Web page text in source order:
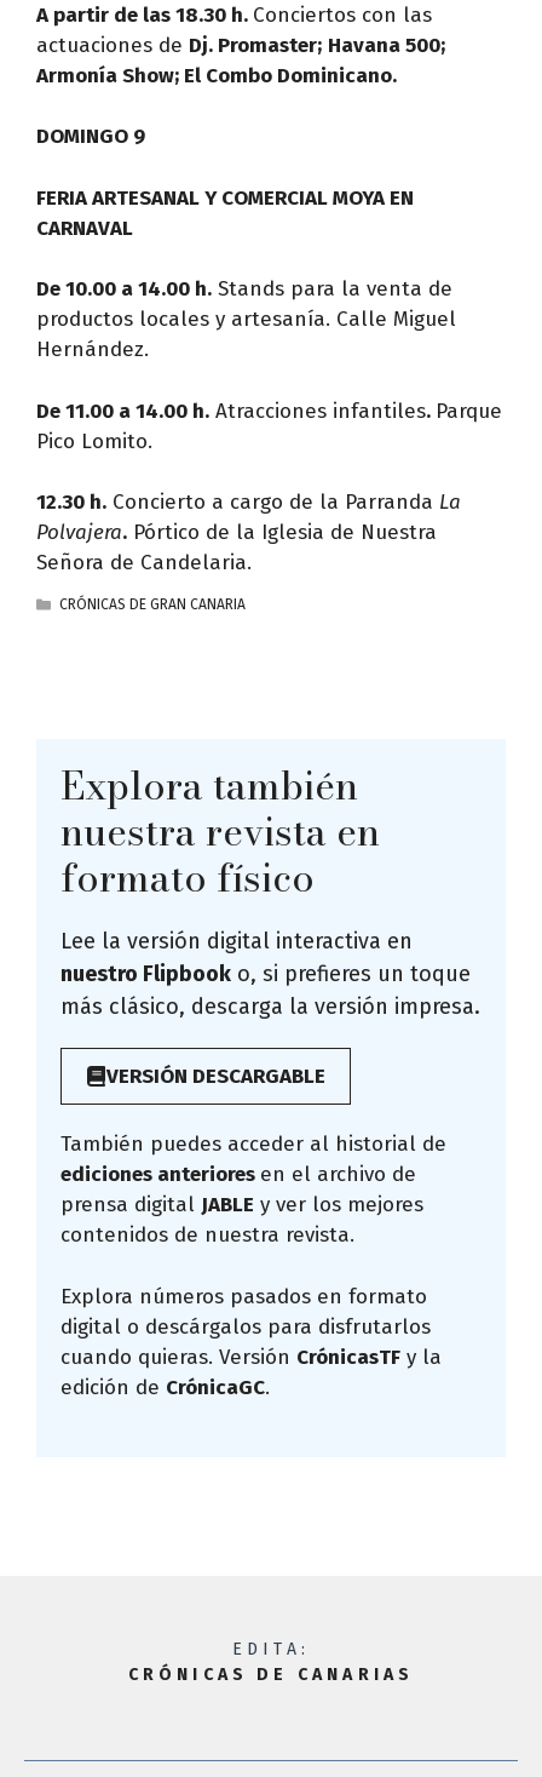
A partir de las 18.30 h. Conciertos con las
actuaciones de Dj. Promaster; Havana 500;
Armonía Show; El Combo Dominicano.
DOMINGO 9
FERIA ARTESANAL Y COMERCIAL MOYA EN
CARNAVAL
De 10.00 a 14.00 h. Stands para la venta de
productos locales y artesanía. Calle Miguel
Hernández.
De 11.00 a 14.00 h. Atracciones infantiles. Parque
Pico Lomito.
12.30 h. Concierto a cargo de la Parranda La
Polvajera. Pórtico de la Iglesia de Nuestra
Señora de Candelaria.
CATEGORÍAS
CRÓNICAS DE GRAN CANARIA
Explora también
nuestra revista en
formato físico
Lee la versión digital interactiva en
nuestro Flipbook o, si prefieres un toque
más clásico, descarga la versión impresa.
VERSIÓN DESCARGABLE
También puedes acceder al historial de
ediciones anteriores en el archivo de
prensa digital JABLE y ver los mejores
contenidos de nuestra revista.
Explora números pasados en formato
digital o descárgalos para disfrutarlos
cuando quieras. Versión CrónicasTF y la
edición de CrónicaGC.
EDITA:
CRÓNICAS DE CANARIAS